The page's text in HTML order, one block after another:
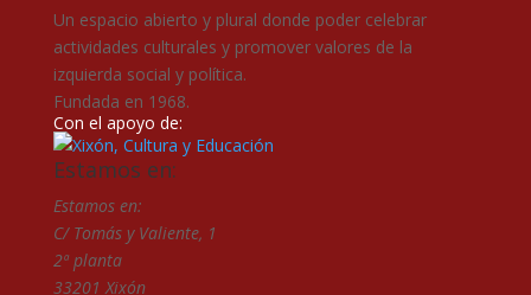
Un espacio abierto y plural donde poder celebrar
actividades culturales y promover valores de la
izquierda social y política.
Fundada en 1968.
Con el apoyo de:
Estamos en:
Estamos en:
C/ Tomás y Valiente, 1
2ª planta
33201 Xixón